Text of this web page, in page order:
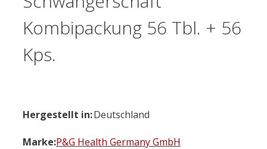
Kombipackung 56 Tbl. + 56
Kps.
Hergestellt in:Deutschland
Marke:P&G Health Germany GmbH